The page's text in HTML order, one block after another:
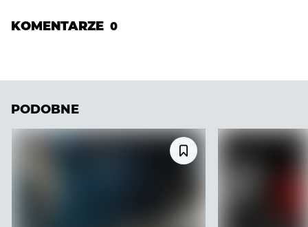
KOMENTARZE 0
PODOBNE